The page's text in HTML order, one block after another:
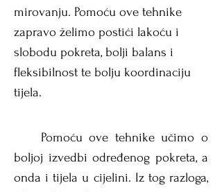
mirovanju. Pomoću ove tehnike
zapravo želimo postići lakoću i
slobodu pokreta, bolji balans i
fleksibilnost te bolju koordinaciju
tijela.
Pomoću ove tehnike učimo o
boljoj izvedbi određenog pokreta, a
onda i tijela u cijelini. Iz tog razloga,